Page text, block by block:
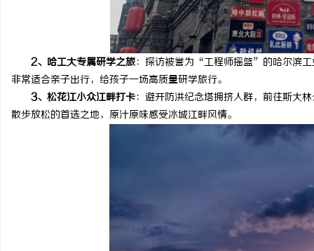
2、哈工大专属研学之旅：探访被誉为“工程师摇篮”的哈尔滨工
非常适合亲子出行，给孩子一场高质量研学旅行。
3、松花江小众江畔打卡：避开防洪纪念塔拥挤人群，前往斯大
散步放松的首选之地，原汁原味感受冰城江畔风情。